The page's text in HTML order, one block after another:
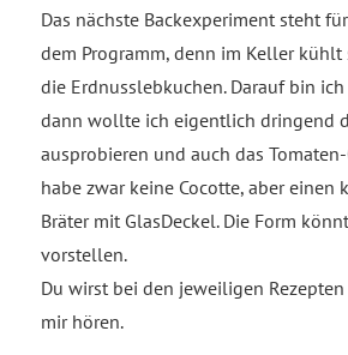
Das nächste Backexperiment steht
dem Programm, denn im Keller kühlt
die Erdnusslebkuchen. Darauf bin
dann wollte ich eigentlich dringend
ausprobieren und auch das
habe zwar keine Cocotte, aber
Bräter mit GlasDeckel. Die Form
vorstellen.
Du wirst bei den jeweiligen
mir hören.